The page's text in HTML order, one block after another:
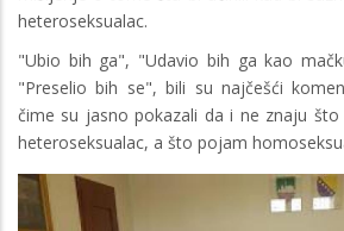
heteroseksualac.
"Ubio bih ga", "Udavio bih ga kao
"Preselio bih se", bili su najčešći
čime su jasno pokazali da i ne znaju
heteroseksualac, a što pojam
Image